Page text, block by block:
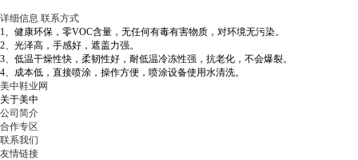
详细信息 联系方式
1、健康环保，零VOC含量，无任何有毒有害物质，对环境无污染。
2、光泽高，手感好，遮盖力强。
3、低温干燥性快，柔韧性好，耐低温冷冻性强，抗老化，不会爆裂。
4、成本低，直接喷涂，操作方便，喷涂设备使用水清洗。
美中鞋业网
关于美中
公司简介
合作专区
联系我们
友情链接